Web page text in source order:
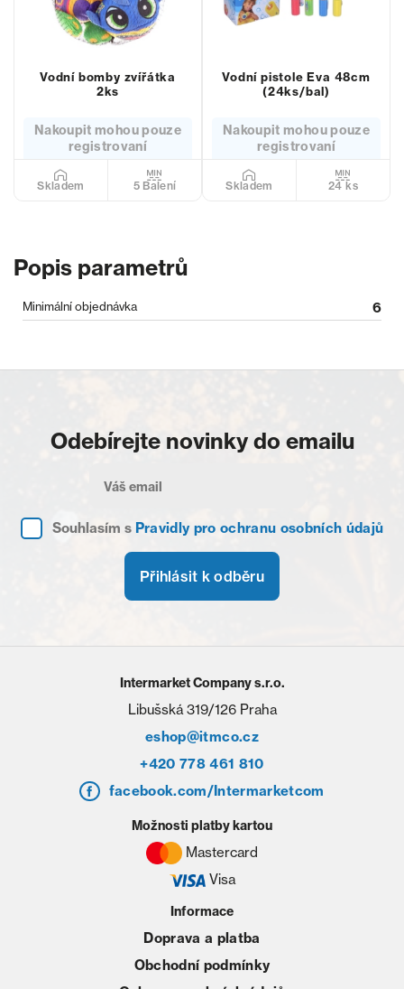
Vodní bomby zvířátka
2ks
Nakoupit mohou pouze
registrovaní
Skladem 5 Balení
Vodní pistole Eva 48cm
(24ks/bal)
Nakoupit mohou pouze
registrovaní
Skladem 24 ks
Popis parametrů
Minimální objednávka 6
Odebírejte novinky do emailu
Souhlasím s Pravidly pro ochranu osobních údajů
Přihlásit k odběru
Intermarket Company s.r.o.
Libušská 319/126 Praha
eshop@itmco.cz
+420 778 461 810
facebook.com/Intermarketcom
Informace
Doprava a platba
Obchodní podmínky
Možnosti platby kartou
Mastercard
Visa